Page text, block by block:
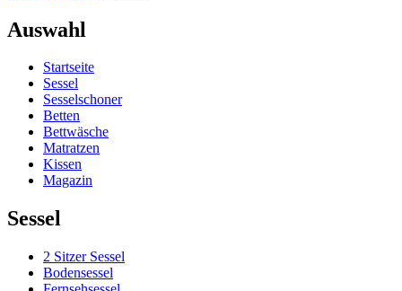
Auswahl
Startseite
Sessel
Sesselschoner
Betten
Bettwäsche
Matratzen
Kissen
Magazin
Sessel
2 Sitzer Sessel
Bodensessel